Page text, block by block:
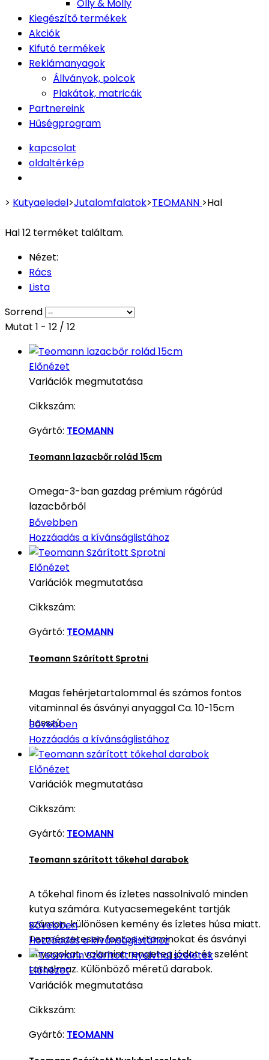
Olly & Molly
Kiegészítő termékek
Akciók
Kifutó termékek
Reklámanyagok
Állványok, polcok
Plakátok, matricák
Partnereink
Hűségprogram
kapcsolat
oldaltérkép
> Kutyaeledel>Jutalomfalatok>TEOMANN >Hal
Hal12 terméket találtam.
Nézet:
Rács
Lista
Sorrend
Mutat 1 - 12 / 12
Előnézet
Variációk megmutatása
Cikkszám:
Gyártó: TEOMANN
Teomann lazacbőr rolád 15cm
Omega-3-ban gazdag prémium rágórúd
lazacbőrből
Bővebben
Hozzáadás a kívánságlistához
Előnézet
Variációk megmutatása
Cikkszám:
Gyártó: TEOMANN
Teomann Szárított Sprotni
Magas fehérjetartalommal és számos fontos
vitaminnal és ásványi anyaggal Ca. 10-15cm
hosszú
Bővebben
Hozzáadás a kívánságlistához
Előnézet
Variációk megmutatása
Cikkszám:
Gyártó: TEOMANN
Teomann szárított tőkehal darabok
A tőkehal finom és ízletes nassolnivaló minden
kutya számára. Kutyacsemegeként tartják
számon, különösen kemény és ízletes húsa miatt.
Természetesen fontos vitaminokat és ásványi
anyagokat, valamint rengeteg jódot és szelént
tartalmaz. Különböző méretű darabok.
Bővebben
Hozzáadás a kívánságlistához
Előnézet
Variációk megmutatása
Cikkszám:
Gyártó: TEOMANN